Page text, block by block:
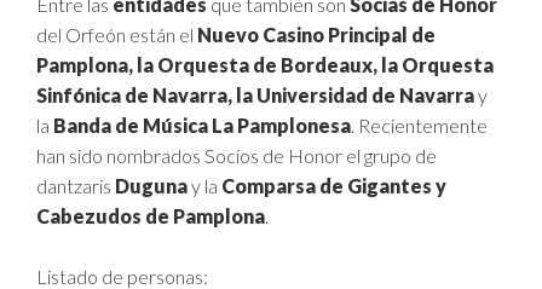
del Orfeón están el Nuevo Casino Principal de
Pamplona, la Orquesta de Bordeaux, la Orquesta
Sinfónica de Navarra, la Universidad de Navarray
la Banda de Música La Pamplonesa. Recientemente
han sido nombrados Socios de Honor el grupo de
dantzaris Dugunay la Comparsa de Gigantes y
Cabezudos de Pamplona.
Listado de personas: